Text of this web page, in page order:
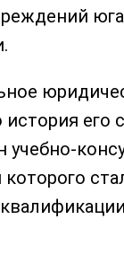
его
учебно-